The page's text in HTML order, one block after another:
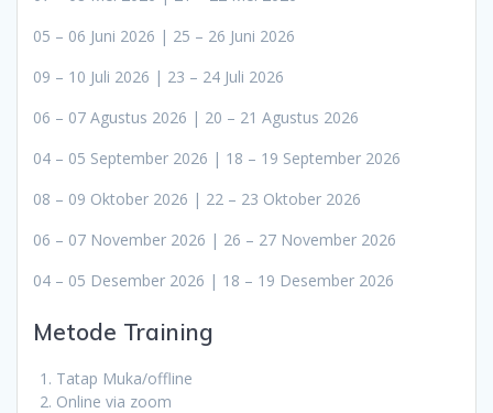
05 – 06 Juni 2026 | 25 – 26 Juni 2026
09 – 10 Juli 2026 | 23 – 24 Juli 2026
06 – 07 Agustus 2026 | 20 – 21 Agustus 2026
04 – 05 September 2026 | 18 – 19 September 2026
08 – 09 Oktober 2026 | 22 – 23 Oktober 2026
06 – 07 November 2026 | 26 – 27 November 2026
04 – 05 Desember 2026 | 18 – 19 Desember 2026
Metode Training
Tatap Muka/offline
Online via zoom